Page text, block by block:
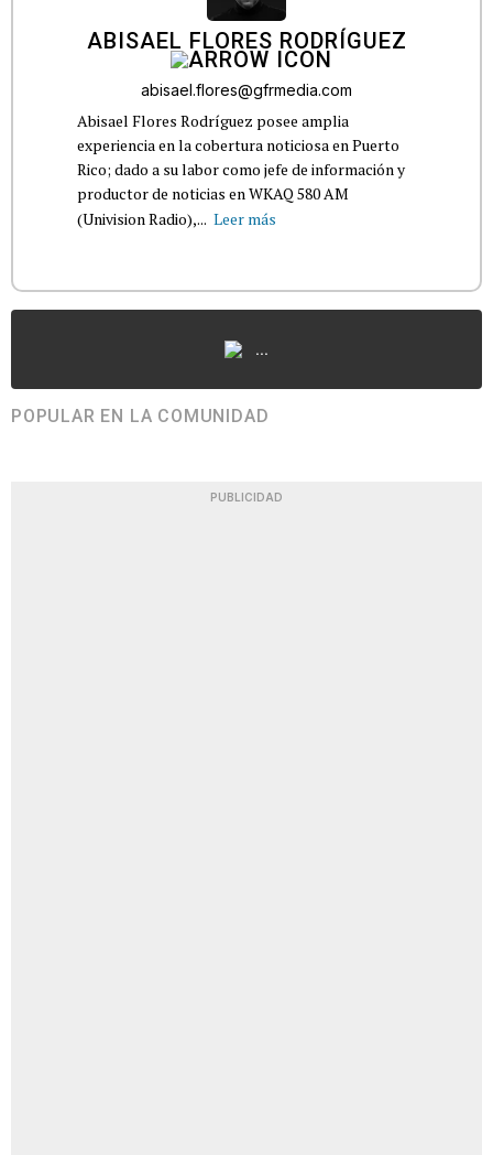
ABISAEL FLORES RODRÍGUEZ
abisael.flores@gfrmedia.com
Abisael Flores Rodríguez posee amplia
experiencia en la cobertura noticiosa en Puerto
Rico; dado a su labor como jefe de información y
productor de noticias en WKAQ 580 AM
(Univision Radio),... Leer más
...
POPULAR EN LA COMUNIDAD
PUBLICIDAD